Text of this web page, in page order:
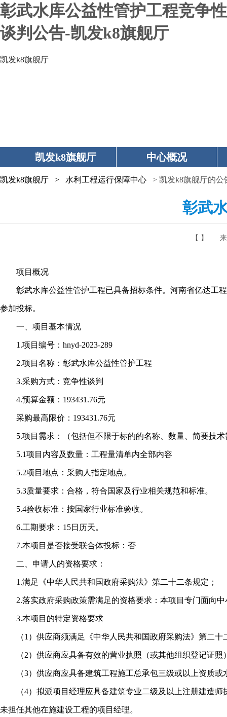
彰武水库公益性管护工程竞争性
谈判公告-凯发k8旗舰厅
凯发k8旗舰厅
凯发k8旗舰厅 中心概况
凯发k8旗舰厅 > 水利工程运行保障中心 > 凯发k8旗舰厅的公
彰武
【 】
项目概况
彰武水库公益性管护工程已具备招标条件。河南省亿达工程
参加投标。
一、项目基本情况
1.项目编号：hnyd-2023-289
2.项目名称：彰武水库公益性管护工程
3.采购方式：竞争性谈判
4.预算金额：193431.76元
采购最高限价：193431.76元
5.项目需求：（包括但不限于标的的名称、数量、简要技术
5.1项目内容及数量：工程量清单内全部内容
5.2项目地点：采购人指定地点。
5.3质量要求：合格，符合国家及行业相关规范和标准。
5.4验收标准：按国家行业标准验收。
6.工期要求：15日历天。
7.本项目是否接受联合体投标：否
二、申请人的资格要求：
1.满足《中华人民共和国政府采购法》第二十二条规定；
2.落实政府采购政策需满足的资格要求：本项目专门面向中
3.本项目的特定资格要求
（1）供应商须满足《中华人民共和国政府采购法》第二十
（2）供应商应具备有效的营业执照（或其他组织登记证照
（3）供应商应具备建筑工程施工总承包三级或以上资质或
（4）拟派项目经理应具备建筑专业二级及以上注册建造师
未担任其他在施建设工程的项目经理。